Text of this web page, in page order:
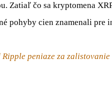
Zatiaľ čo sa kryptomena
pohyby cien znamenali pre
peniaze za zalistovanie